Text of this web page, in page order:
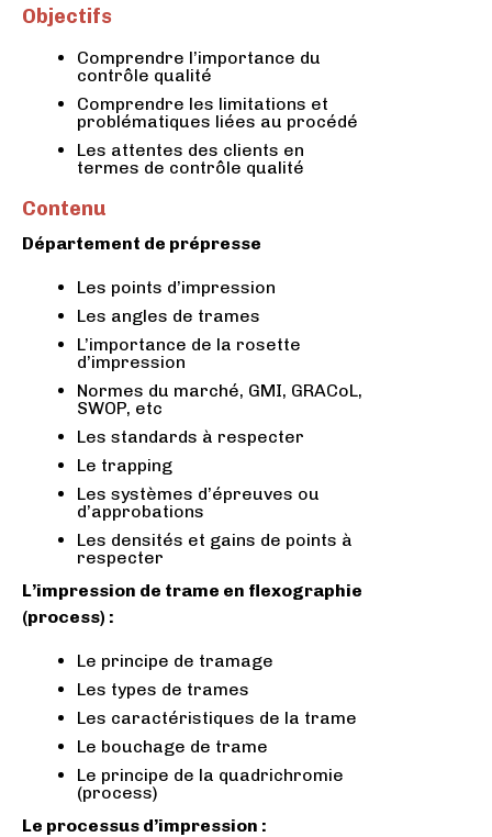
Objectifs
Comprendre l’importance du
contrôle qualité
Comprendre les limitations et
problématiques liées au procédé
Les attentes des clients en
termes de contrôle qualité
Contenu
Département de prépresse
Les points d’impression
Les angles de trames
L’importance de la rosette
d’impression
Normes du marché, GMI, GRACoL,
SWOP, etc
Les standards à respecter
Le trapping
Les systèmes d’épreuves ou
d’approbations
Les densités et gains de points à
respecter
L’impression de trame en flexographie
(process) :
Le principe de tramage
Les types de trames
Les caractéristiques de la trame
Le bouchage de trame
Le principe de la quadrichromie
(process)
Le processus d’impression :